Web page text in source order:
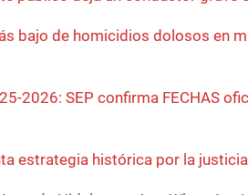
bajo de homicidios dolosos en
2026: SEP confirma FECHAS
estrategia histórica por la